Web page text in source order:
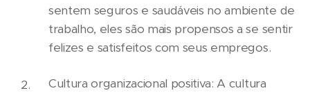
sentem seguros e saudáveis no ambiente de
trabalho, eles são mais propensos a se sentir
felizes e satisfeitos com seus empregos.
Cultura organizacional positiva: A cultura